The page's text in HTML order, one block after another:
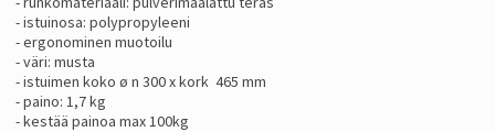
- istuinosa: polypropyleeni
- ergonominen muotoilu
- väri: musta
- istuimen koko ø n 300 x kork 465 mm
- paino: 1,7 kg
- kestää painoa max 100kg